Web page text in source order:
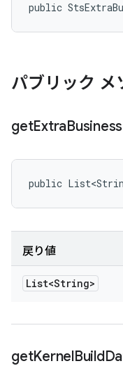
public
パブリック メ
getExtraBusiness
public
戻り値
List<String>
getKernelBuild